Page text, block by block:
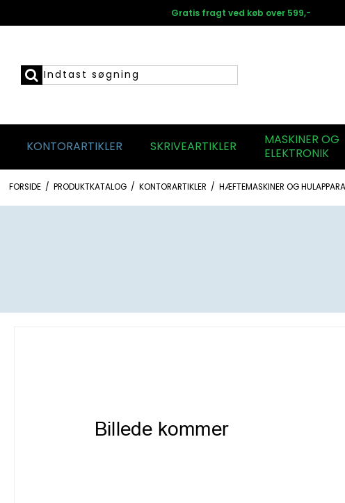
Gratis fragt ved køb over 599,-
KONTORARTIKLER SKRIVEARTIKLER
MASKINER OG
ELEKTRONIK
FORSIDE / PRODUKTKATALOG / KONTORARTIKLER / HÆFTEMASKINER OG